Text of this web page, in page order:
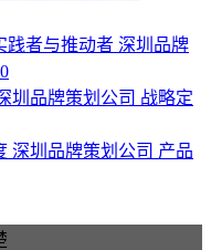
践者与推动者 深圳品牌
0
圳品牌策划公司 战略定
深圳品牌策划公司 产品